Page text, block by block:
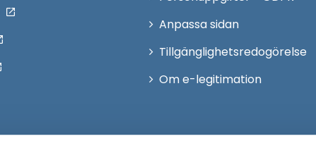
Anpassa sidan
Tillgänglighetsredogörelse
Om e-legitimation